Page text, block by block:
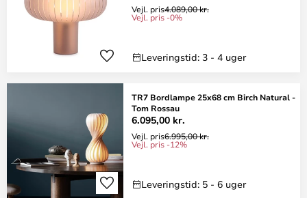
Vejl. pris4.089,00 kr.
Vejl. pris -0%
Leveringstid: 3 - 4 uger
TR7 Bordlampe 25x68 cm Birch Natural -
Tom Rossau
6.095,00 kr.
Vejl. pris6.995,00 kr.
Vejl. pris -12%
Leveringstid: 5 - 6 uger